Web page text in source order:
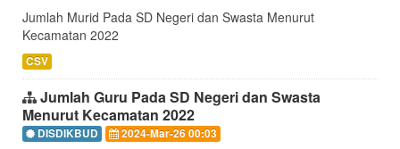
Jumlah Murid Pada SD Negeri dan Swasta Menurut
Kecamatan 2022
CSV
Jumlah Guru Pada SD Negeri dan Swasta
Menurut Kecamatan 2022
DISDIKBUD 2024-Mar-26 00:03